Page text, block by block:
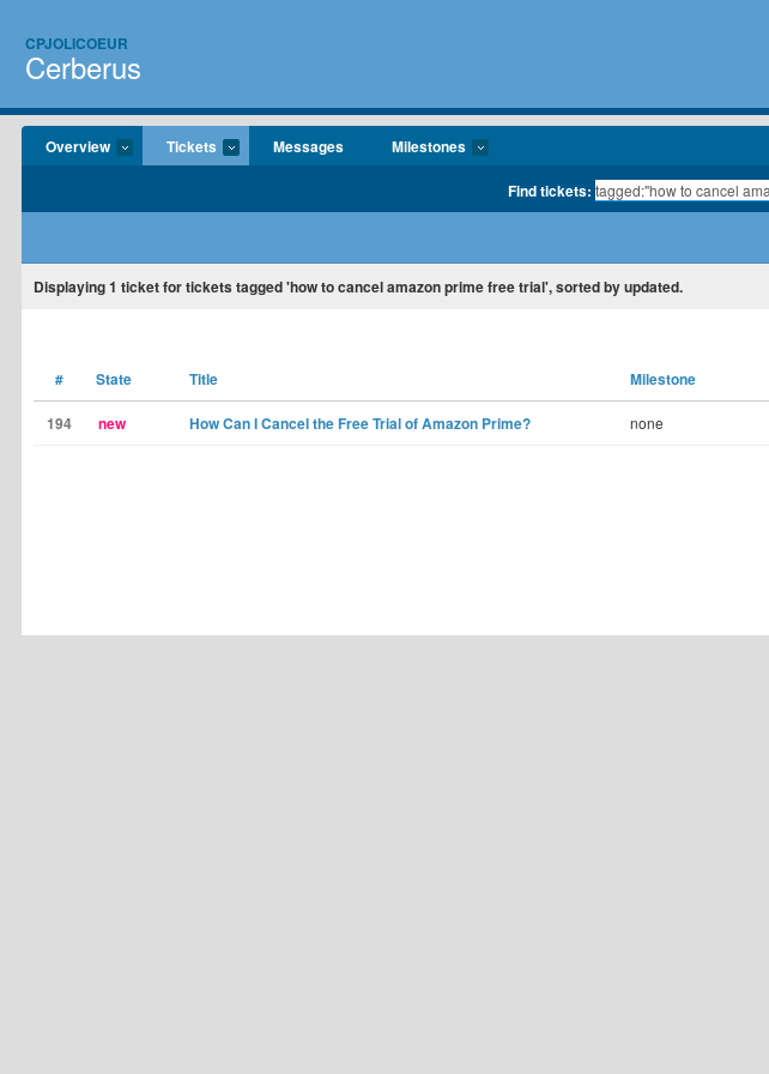
CPJOLICOEUR
Cerberus
Overview Tickets Messages Milestones
Find tickets:
Displaying1 ticket for tickets tagged 'how to cancel amazon prime free trial', sorted by updated.
# State Title Milestone
194 new How Can I Cancel the Free Trial of Amazon Prime? none